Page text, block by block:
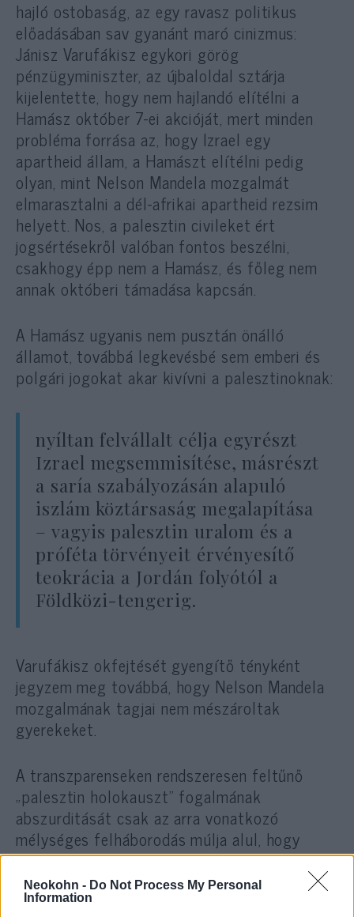
Neokohn - Do Not Process My Personal
Information
hajló ostobaság, az egy ravasz politikus
előadásában sav gyanánt maró cinizmus:
Jánisz Varufákisz egykori görög
pénzügyminiszter, az újbaloldal sztárja
kijelentette, hogy nem hajlandó elítélni a
Hamász október 7-ei akcióját, mert minden
probléma forrása az, hogy Izrael egy
apartheid állam, a Hamászt elítélni pedig
olyan, mint Nelson Mandela mozgalmát
elmarasztalni a dél-afrikai apartheid rezsim
helyett. Nos, a palesztin civileket ért
jogsértésekről valóban fontos beszélni,
csakhogy épp nem a Hamász, és főleg nem
annak októberi támadása kapcsán.
A Hamász ugyanis nem pusztán önálló
államot, továbbá legkevésbé sem emberi és
polgári jogokat akar kivívni a palesztinoknak:
nyíltan felvállalt célja egyrészt
Izrael megsemmisítése, másrészt
a saría szabályozásán alapuló
iszlám köztársaság megalapítása
– vagyis palesztin uralom és a
próféta törvényeit érvényesítő
teokrácia a Jordán folyótól a
Földközi-tengerig.
Varufákisz okfejtését gyengítő tényként
jegyzem meg továbbá, hogy Nelson Mandela
mozgalmának tagjai nem mészároltak
gyerekeket.
A transzparenseken rendszeresen feltűnő
„palesztin holokauszt” fogalmának
abszurditását csak az arra vonatkozó
mélységes felháborodás múlja alul, hogy
ennek a szókapcsolatnak bármiféle
antiszemita vonzata volna. Egykor az Élet
Menete nevű holokausztmegemlékezésen